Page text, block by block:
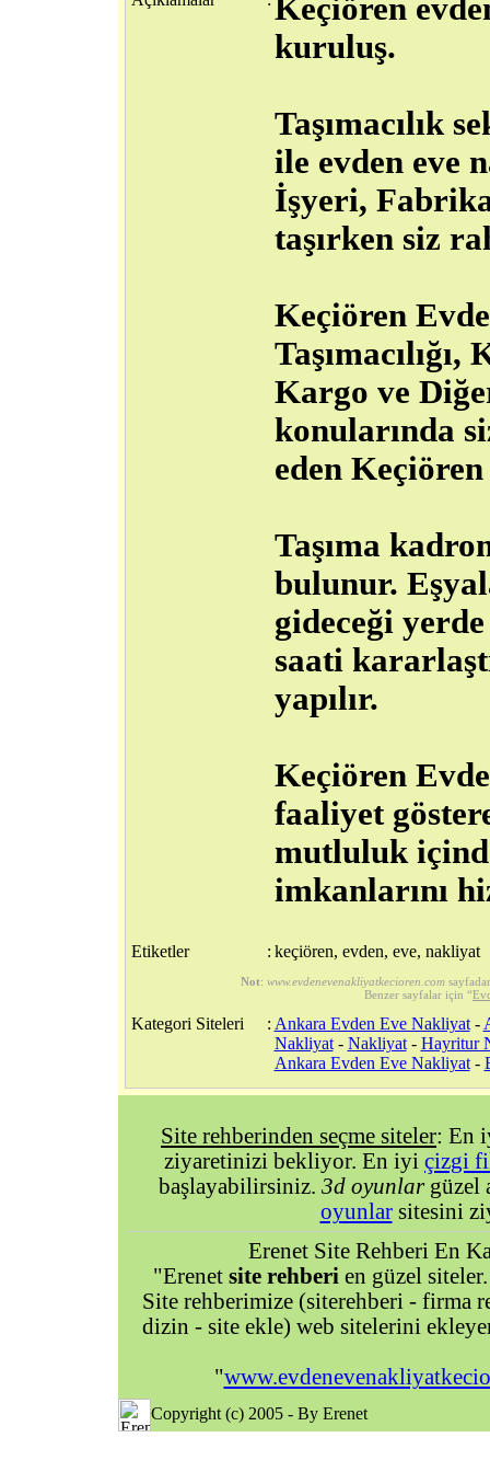
Keçiören
kuruluş.
Taşımacılık
ile evden eve
İşyeri,
taşırken siz
Keçiören
Kargo ve
konularında
eden
Taşıma
bulunur.
gideceği
saati
yapılır.
Keçiören
faaliyet
mutluluk
imkanlarını
Etiketler : keçiören, evden, eve, nakliyat
Not: www.evdenevenakliyatkecioren.com
Benzer sayfalar için “
Kategori Siteleri : Ankara Evden Eve Nakliyat-
Nakliyat- Nakliyat- Hayritur
Ankara Evden Eve Nakliyat-
Site rehberinden seçme siteler: En
ziyaretinizi bekliyor. En iyi çizgi
başlayabilirsiniz. 3d oyunlargüzel
oyunlarsitesini
Erenet Site Rehberi En
"Erenet site rehberi en güzel
Site rehberimize (siterehberi - firma
dizin - site ekle) web sitelerini
"
Copyright (c) 2005 - By Erenet